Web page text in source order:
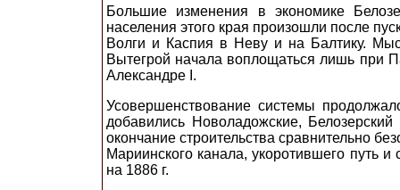
Большие изменения в экономике
населения этого края произошли после
Волги и Каспия в Неву и на Балтику.
Вытегрой начала воплощаться лишь при
Александре .
Усовершенствование системы
добавились Новоладожские,
окончание строительства сравнительно
Мариинского канала, укоротившего путь
на 1886 г.